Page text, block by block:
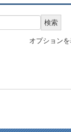
検索
オプション